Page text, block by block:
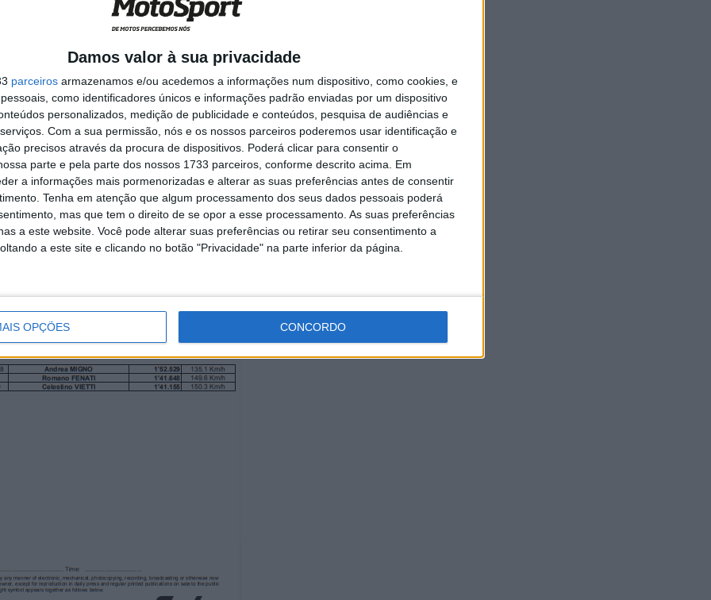
Damos valor à sua privacidade
parceiros armazenamos e/ou acedemos a informações num dispositivo, como cookies, e
como identificadores únicos e informações padrão enviadas por um dispositivo
personalizados, medição de publicidade e conteúdos, pesquisa de audiências e
Com a sua permissão, nós e os nossos parceiros poderemos usar identificação e
precisos através da procura de dispositivos. Poderá clicar para consentir o
parte e pela parte dos nossos 1733 parceiros, conforme descrito acima. Em
a informações mais pormenorizadas e alterar as suas preferências antes de consentir
Tenha em atenção que algum processamento dos seus dados pessoais poderá
mas que tem o direito de se opor a esse processamento. As suas preferências
a este website. Você pode alterar suas preferências ou retirar seu consentimento a
a este site e clicando no botão "Privacidade" na parte inferior da página.
OPÇÕES CONCORDO